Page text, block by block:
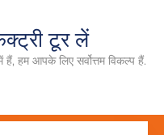
टूर लें
हम आपके लिए सर्वोत्तम विकल्प हैं.